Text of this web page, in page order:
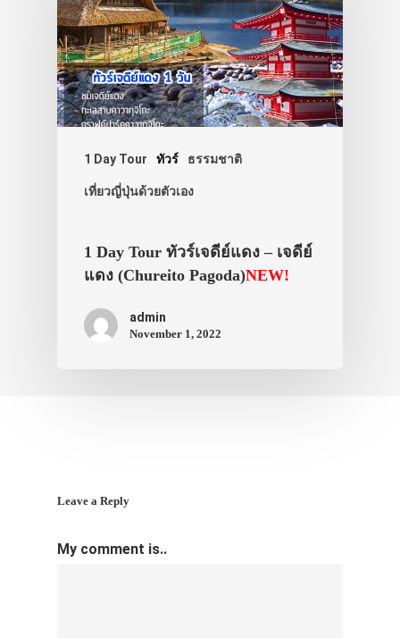
1 Day Tour ทัวร์ ธรรมชาติ
เที่ยวญี่ปุ่นด้วยตัวเอง
1 Day Tour ทัวร์เจดีย์แดง – เจดีย์
แดง (Chureito Pagoda)NEW!
admin
November 1, 2022
Leave a Reply
My comment is..